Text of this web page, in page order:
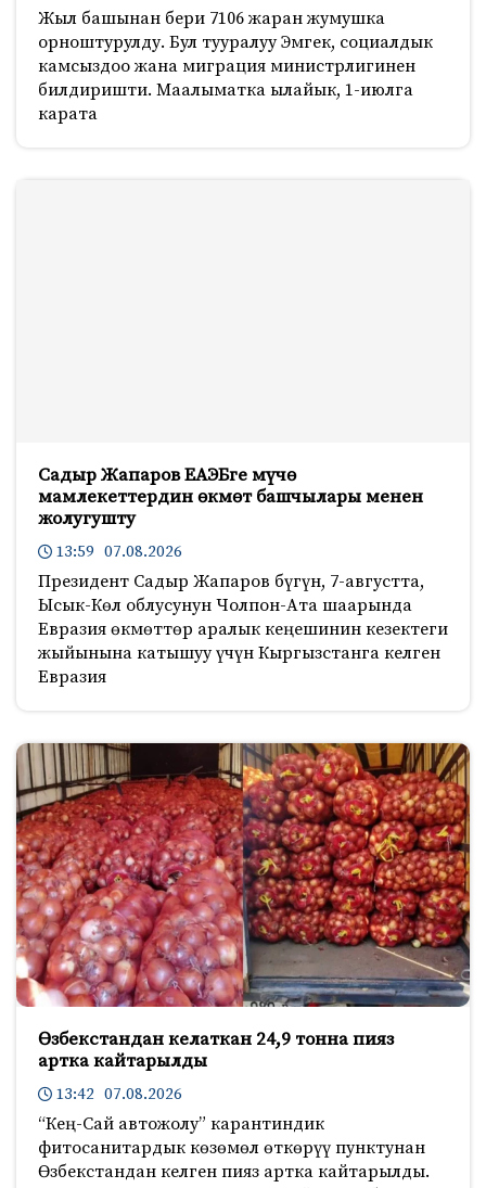
Жыл башынан бери 7106 жаран жумушка
орноштурулду. Бул тууралуу Эмгек, социалдык
камсыздоо жана миграция министрлигинен
билдиришти. Маалыматка ылайык, 1-июлга
карата
Садыр Жапаров ЕАЭБге мүчө
мамлекеттердин өкмөт башчылары менен
жолугушту
13:59 07.08.2026
Президент Садыр Жапаров бүгүн, 7-августта,
Ысык-Көл облусунун Чолпон-Ата шаарында
Евразия өкмөттөр аралык кеңешинин кезектеги
жыйынына катышуу үчүн Кыргызстанга келген
Евразия
Өзбекстандан келаткан 24,9 тонна пияз
артка кайтарылды
13:42 07.08.2026
“Кең-Сай автожолу” карантиндик
фитосанитардык көзөмөл өткөрүү пунктунан
Өзбекстандан келген пияз артка кайтарылды.